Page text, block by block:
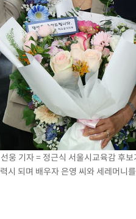
웅 기자 = 정근식 서울시교육감 후
시 되며 배우자 은영 씨와 세레머니